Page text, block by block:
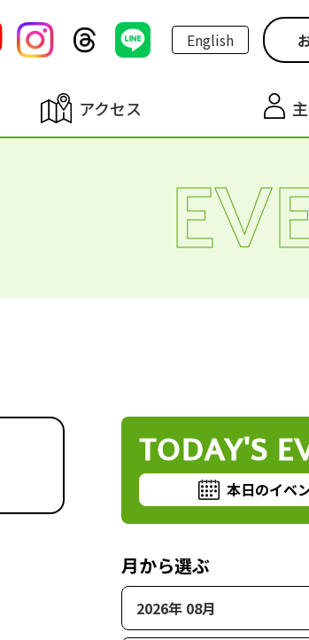
English
アクセス
TODAY'S
本日のイベ
月から選ぶ
2026年 08月